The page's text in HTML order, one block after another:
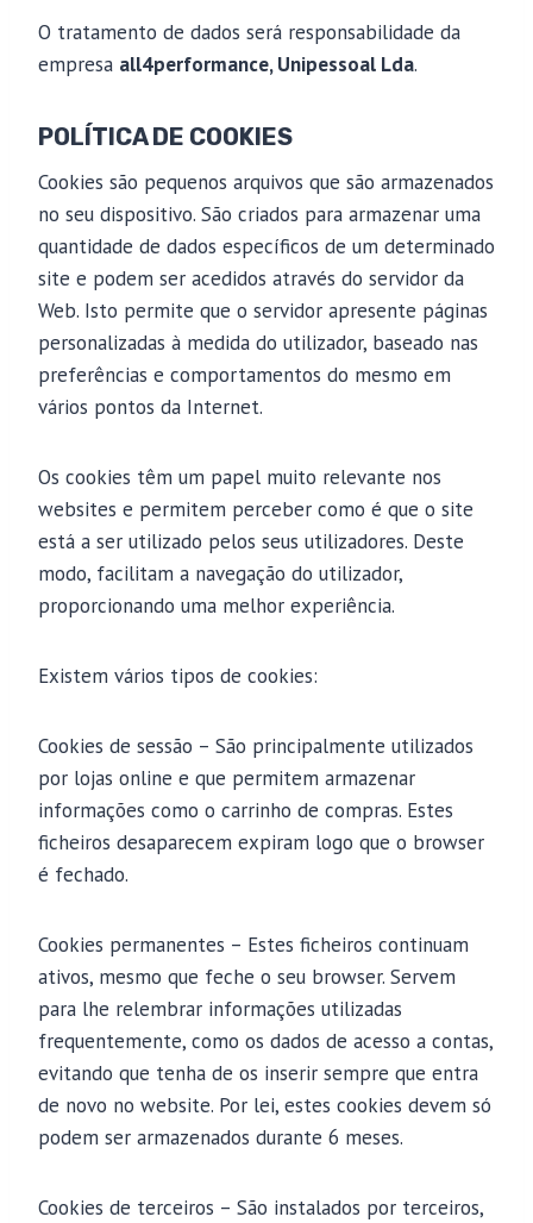
O tratamento de dados será responsabilidade da
empresa all4performance, Unipessoal Lda.
POLÍTICA DE COOKIES
Cookies são pequenos arquivos que são armazenados
no seu dispositivo. São criados para armazenar uma
quantidade de dados específicos de um determinado
site e podem ser acedidos através do servidor da
Web. Isto permite que o servidor apresente páginas
personalizadas à medida do utilizador, baseado nas
preferências e comportamentos do mesmo em
vários pontos da Internet.
Os cookies têm um papel muito relevante nos
websites e permitem perceber como é que o site
está a ser utilizado pelos seus utilizadores. Deste
modo, facilitam a navegação do utilizador,
proporcionando uma melhor experiência.
Existem vários tipos de cookies:
Cookies de sessão – São principalmente utilizados
por lojas online e que permitem armazenar
informações como o carrinho de compras. Estes
ficheiros desaparecem expiram logo que o browser
é fechado.
Cookies permanentes – Estes ficheiros continuam
ativos, mesmo que feche o seu browser. Servem
para lhe relembrar informações utilizadas
frequentemente, como os dados de acesso a contas,
evitando que tenha de os inserir sempre que entra
de novo no website. Por lei, estes cookies devem só
podem ser armazenados durante 6 meses.
Cookies de terceiros – São instalados por terceiros,